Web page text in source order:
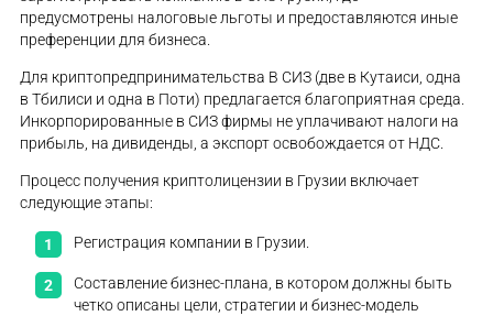
предусмотрены налоговые льготы и предоставляются иные
преференции для бизнеса.
Для криптопредпринимательства В СИЗ (две в Кутаиси, одна
в Тбилиси и одна в Поти) предлагается благоприятная среда.
Инкорпорированные в СИЗ фирмы не уплачивают налоги на
прибыль, на дивиденды, а экспорт освобождается от НДС.
Процесс получения криптолицензии в Грузии включает
следующие этапы:
Регистрация компании в Грузии.
Составление бизнес-плана, в котором должны быть
четко описаны цели, стратегии и бизнес-модель